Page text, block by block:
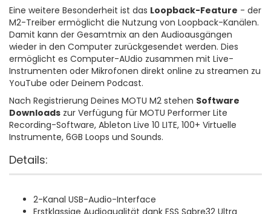
Eine weitere Besonderheit ist das Loopback-Feature - der
M2-Treiber ermöglicht die Nutzung von Loopback-Kanälen.
Damit kann der Gesamtmix an den Audioausgängen
wieder in den Computer zurückgesendet werden. Dies
ermöglicht es Computer-AUdio zusammen mit Live-
Instrumenten oder Mikrofonen direkt online zu streamen zu
YouTube oder Deinem Podcast.
Nach Registrierung Deines MOTU M2 stehen Software
Downloads zur Verfügung für MOTU Performer Lite
Recording-Software, Ableton Live 10 LITE, 100+ Virtuelle
Instrumente, 6GB Loops und Sounds.
Details:
2-Kanal USB-Audio-Interface